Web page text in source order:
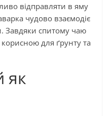
відправляти в яму
чудово взаємодіє
Завдяки спитому чаю
для ґрунту та
як